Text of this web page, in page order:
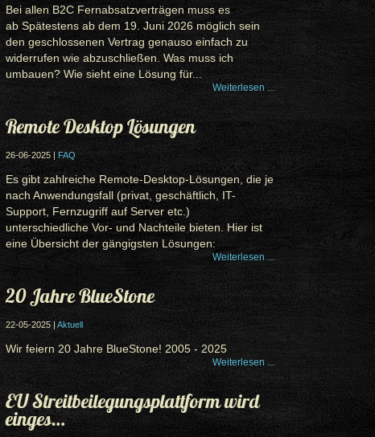
Bei allen B2C Fernabsatzverträgen muss es
ab Spätestens ab dem 19. Juni 2026 möglich sein
den geschlossenen Vertrag genauso einfach zu
widerrufen wie abzuschließen. Was muss ich
umbauen? Wie sieht eine Lösung für...
Weiterlesen ...
Remote Desktop Lösungen
26-06-2025 | FAQ
Es gibt zahlreiche Remote-Desktop-Lösungen, die je
nach Anwendungsfall (privat, geschäftlich, IT-
Support, Fernzugriff auf Server etc.)
unterschiedliche Vor- und Nachteile bieten. Hier ist
eine Übersicht der gängigsten Lösungen:
Weiterlesen ...
20 Jahre BlueStone
22-05-2025 | Aktuell
Wir feiern 20 Jahre BlueStone! 2005 - 2025
Weiterlesen ...
EU Streitbeilegungsplattform wird
einges…